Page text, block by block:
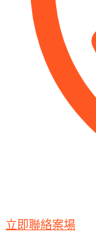
立即聯絡案場